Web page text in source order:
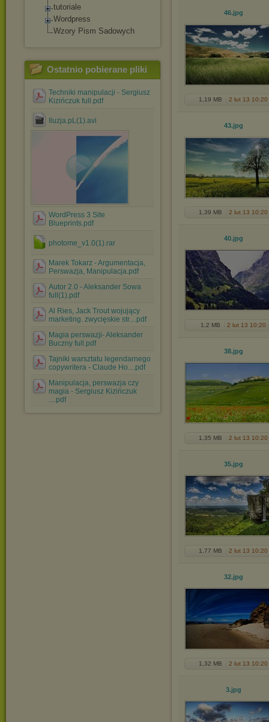
tutoriale
Wordpress
Wzory Pism Sadowych
Ostatnio pobierane pliki
Techniki manipulacji - Sergiusz
Kizińczuk full.pdf
Iluzja.pL(1).avi
WordPress 3 Site
Blueprints.pdf
photome_v1.0(1).rar
Marek Tokarz - Argumentacja,
Perswazja, Manipulacja.pdf
Autor 2.0 - Aleksander Sowa
full(1).pdf
Al Ries, Jack Trout wojujący
marketing. zwycięskie str....pdf
Magia perswazji- Aleksander
Buczny full.pdf
Tajniki warsztatu legendarnego
copywritera - Claude Ho....pdf
Manipulacja, perswazja czy
magia - Sergiusz Kizińczuk
....pdf
46.jpg
1,19 MB 2 lut 13 10:20
43.jpg
1,39 MB 2 lut 13 10:20
40.jpg
1,2 MB 2 lut 13 10:20
38.jpg
1,35 MB 2 lut 13 10:20
35.jpg
1,77 MB 2 lut 13 10:20
32.jpg
1,32 MB 2 lut 13 10:20
3.jpg